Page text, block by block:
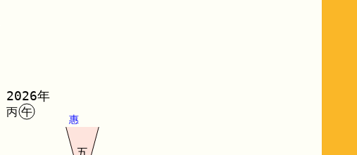
2026年
丙 午
惠
五